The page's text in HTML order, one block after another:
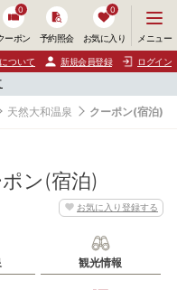
ーポン
0
予約照会 お気に入り
0
ニ
ュ
ー
開
く
メニュー
ついて 新規会員登録 ログイン
天然大和温泉 クーポン(宿泊)
ン(宿泊)
お気に入り登録する
観光情報